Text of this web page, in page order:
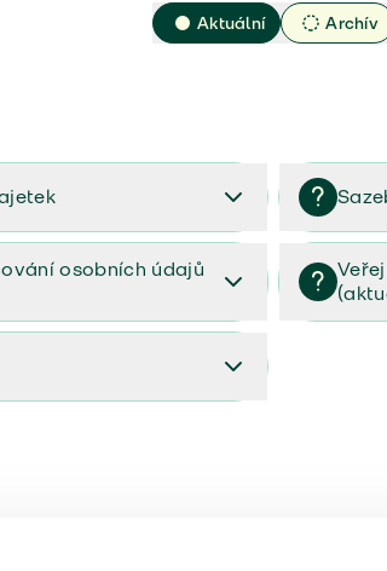
Aktuální Archív
osobních údajů
údajů (PDF)